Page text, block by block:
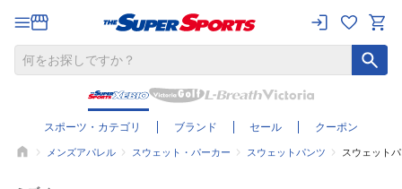
スポーツ・カテゴリ ブランド セール クーポン
メンズアパレル スウェット・パーカー スウェットパンツ スウェット